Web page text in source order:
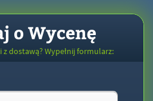
o Wycenę
z dostawą? Wypełnij formularz: